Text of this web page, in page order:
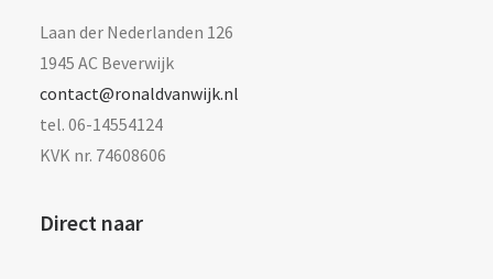
Laan der Nederlanden 126
1945 AC Beverwijk
contact@ronaldvanwijk.nl
tel. 06-14554124
KVK nr. 74608606
Direct naar